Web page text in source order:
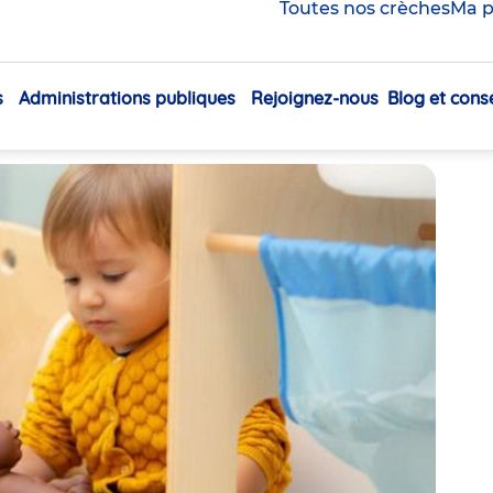
Toutes nos crèchesMa
Navigation
Administrations publiques Rejoignez-nous Blog et